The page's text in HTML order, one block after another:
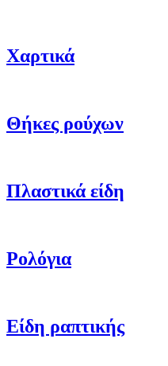
Χαρτικά
Θήκες ρούχων
Πλαστικά είδη
Ρολόγια
Είδη ραπτικής